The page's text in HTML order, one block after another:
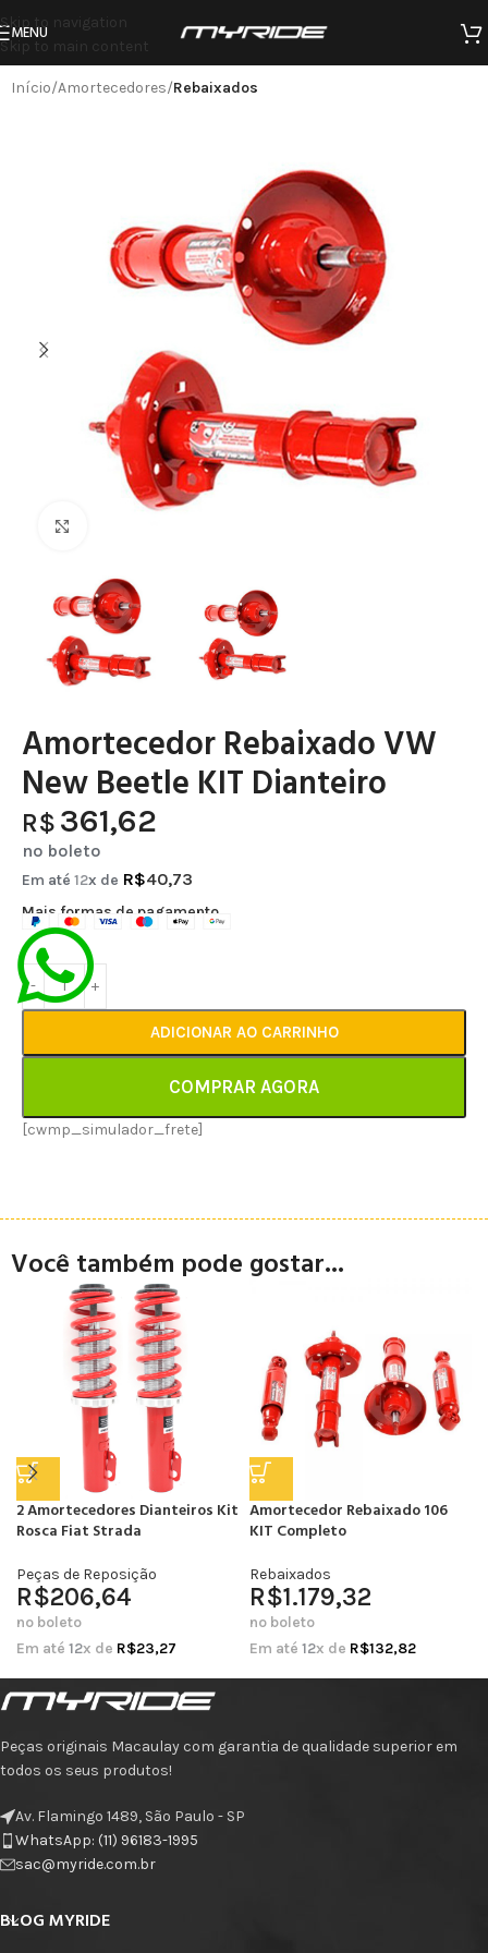
Skip to navigation
Skip to main content
MENU
Início Amortecedores Rebaixados
Amortecedor Rebaixado VW
New Beetle KIT Dianteiro
R$ 361,62
no boleto
Em até 12x de R$40,73
Mais formas de pagamento
ADICIONAR AO CARRINHO
COMPRAR AGORA
[cwmp_simulador_frete]
Você também pode gostar...
2 Amortecedores Dianteiros Kit
Rosca Fiat Strada
Peças de Reposição
R$206,64
no boleto
Em até 12x de R$23,27
Amortecedor Rebaixado 106
KIT Completo
Rebaixados
R$1.179,32
no boleto
Em até 12x de R$132,82
Peças originais Macaulay com garantia de qualidade superior em
todos os seus produtos!
Av. Flamingo 1489, São Paulo - SP
WhatsApp: (11) 96183-1995
sac@myride.com.br
BLOG MYRIDE